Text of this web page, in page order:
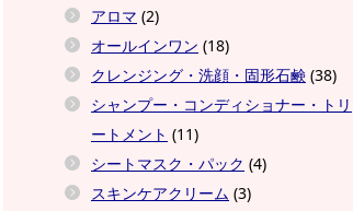
アロマ (2)
オールインワン (18)
クレンジング・洗顔・固形石鹸 (38)
シャンプー・コンディショナー・トリ
ートメント (11)
シートマスク・パック (4)
スキンケアクリーム (3)